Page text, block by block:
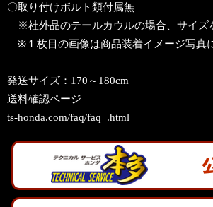
〇取り付けボルト類付属無
※社外品のテールカウルの場合、サイズ
※１枚目の画像は商品装着イメージ写真
発送サイズ：170～180cm
送料確認ページ
ts-honda.com/faq/faq_.html